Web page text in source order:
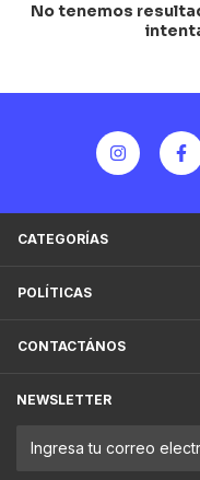
No tenemos
CATEGORÍAS
POLÍTICAS
CONTACTÁNOS
NEWSLETTER